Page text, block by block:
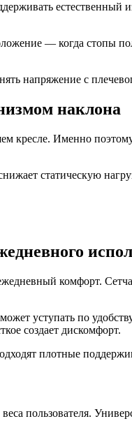
естественный
— когда стопы
напряжение с
наклона
кресле. Именно
статическую
комфорт.
уступать по
создает дискомфорт.
плотные
пользователя.